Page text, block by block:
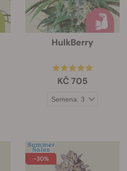
HulkBerry
KČ 705
-30%